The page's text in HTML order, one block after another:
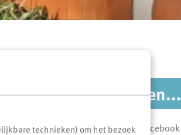
technieken) om het bezoek
Delen...
Facebook